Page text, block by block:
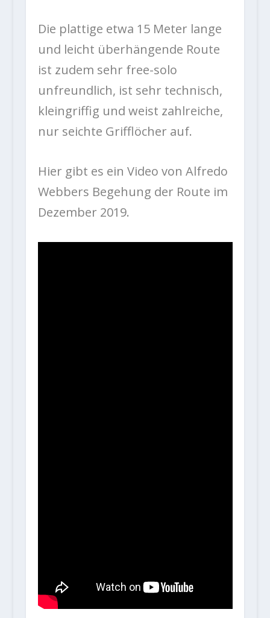
Die plattige etwa 15 Meter lange
und leicht überhängende Route
ist zudem sehr free-solo
unfreundlich, ist sehr technisch,
kleingriffig und weist zahlreiche,
nur seichte Grifflöcher auf.
Hier gibt es ein Video von Alfredo
Webbers Begehung der Route im
Dezember 2019.